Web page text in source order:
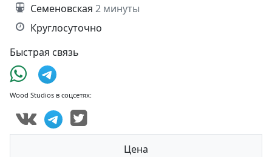
Семеновская2 минуты
Круглосуточно
Быстрая связь
Wood Studios в соцсетях:
Цена